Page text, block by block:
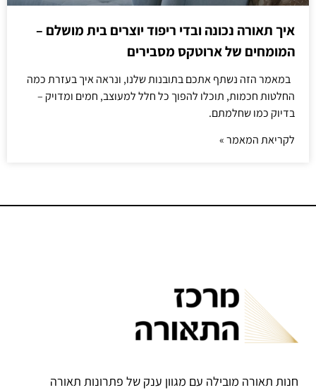
איך תאורה נכונה ובדי ריפוד יוצרים בית מושלם –
המומחים של ארוטקס מסבירים
במאמר הזה נשתף אתכם בתובנות שלנו, ונראה איך בעזרת כמה
החלטות חכמות, תוכלו להפוך כל חלל למעוצב, חמים ומדויק –
בדיוק כמו שחלמתם.
לקריאת המאמר »
חנות תאורה מובילה עם מגוון ענק של פתרונות תאורה